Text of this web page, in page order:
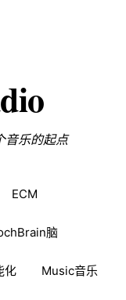
音乐的起点
ECM
脑
化 Music音乐